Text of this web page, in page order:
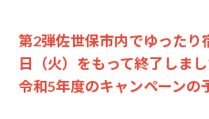
第2弾佐世保市内でゆったり
日（火）をもって終了しまし
令和5年度のキャンペーンの